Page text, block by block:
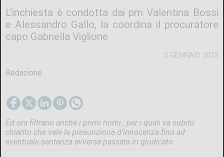
2 GENNAIO 2023
L’inchiesta è condotta dai pm Valentina Bossi
e Alessandro Gallo, la coordina il procuratore
capo Gabriella Viglione
Redazione
Ed ora filtrano anche i primi nomi , per i quali va subito
chiarito che vale la presunzione d’innocenza fino ad
eventuale sentenza avversa passata in giudicato